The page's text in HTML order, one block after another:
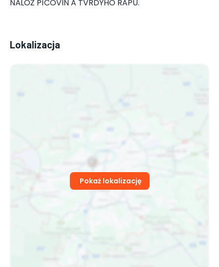
Czeski raper
MONEY SLIM
NÁLOŽ PÍČOVIN A TVRDÝHO RAPU.
Lokalizacja
Pokaż lokalizację